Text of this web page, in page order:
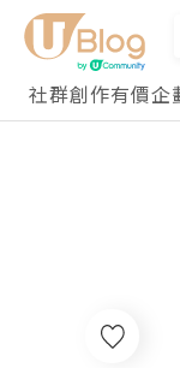
社群創作有價企